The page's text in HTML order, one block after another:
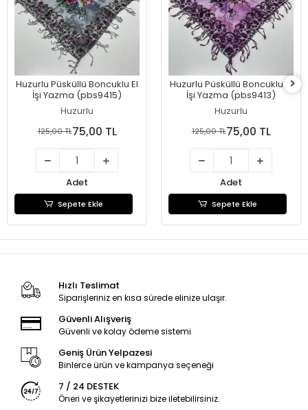
Huzurlu Püsküllü Boncuklu El
İşi Yazma (pbs9415)
Huzurlu
125,00 TL75,00 TL
Adet
Sepete Ekle
Huzurlu Püsküllü Boncuklu El
İşi Yazma (pbs9413)
Huzurlu
125,00 TL75,00 TL
Adet
Sepete Ekle
Hızlı Teslimat
Siparişleriniz en kısa sürede elinize ulaşır.
Güvenli Alışveriş
Güvenli ve kolay ödeme sistemi
Geniş Ürün Yelpazesi
Binlerce ürün ve kampanya seçeneği
7 / 24 DESTEK
Öneri ve şikayetlerinizi bize iletebilirsiniz.